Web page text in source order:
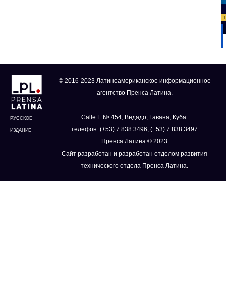
РУССКОЕ
ИЗДАНИЕ
© 2016-2023 Латиноамериканское информационное
агентство Пренса Латина.
Calle E № 454, Ведадо, Гавана, Куба.
телефон: (+53) 7 838 3496, (+53) 7 838 3497
Пренса Латина © 2023
Сайт разработан и разработан отделом развития
технического отдела Пренса Латина.